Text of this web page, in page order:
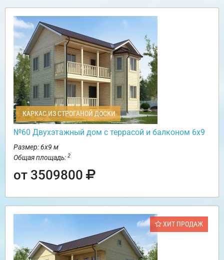
КАРКАС ИЗ СТРОГАНОЙ ДОСКИ
№60 Двухэтажный дом с террасой и балконом 6х9
Размер: 6х9 м
Общая площадь: 2
от 3509800
ХИТ ПРОДАЖ